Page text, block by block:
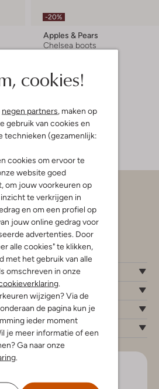
cookies!
negen partners, maken op
gebruik van cookies en
technieken (gezamenlijk:
cookies om ervoor te
website goed
om jouw voorkeuren op
te verkrijgen in
en om een profiel op
jouw online gedrag voor
advertenties. Door
alle cookies" te klikken,
met het gebruik van alle
omschreven in onze
.
wijzigen? Via de
de pagina kun je
ieder moment
je meer informatie of een
Ga naar onze
.
-20%
Apples & Pears
Chelsea boots
uur